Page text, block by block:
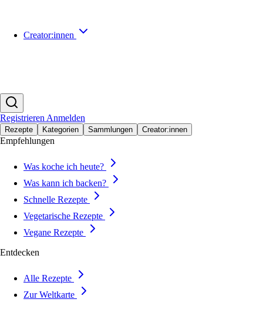
Creator:innen
Registrieren Anmelden
Rezepte Kategorien Sammlungen Creator:innen
Empfehlungen
Was koche ich heute?
Was kann ich backen?
Schnelle Rezepte
Vegetarische Rezepte
Vegane Rezepte
Entdecken
Alle Rezepte
Zur Weltkarte